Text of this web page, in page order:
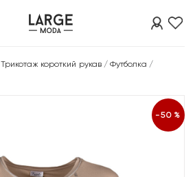
Трикотаж короткий рукав/Футболка /
-50%